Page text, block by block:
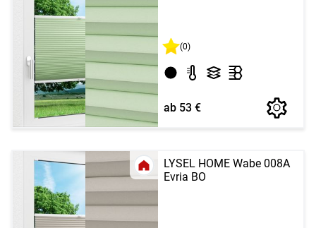
(0)
ab 53 €
LYSEL HOME Wabe 008A
Evria BO